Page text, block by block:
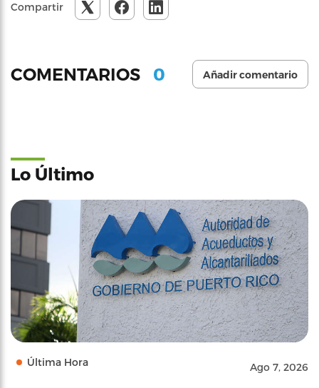
Compartir
COMENTARIOS 0 Añadir comentario
Lo Último
Última Hora Ago 7, 2026